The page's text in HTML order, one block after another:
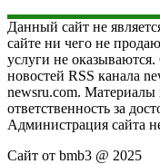
Данный сайт не
сайте ни чего не
услуги не оказываются.
новостей RSS канала
newsru.com. Материалы
ответственность за
Администрация сайта
Сайт от bmb3 @ 2025